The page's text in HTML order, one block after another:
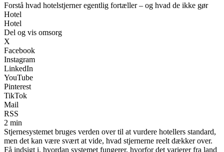
Forstå hvad hotelstjerner egentlig fortæller – og hvad de ikke gør
Hotel
Hotel
Del og vis omsorg
X
Facebook
Instagram
LinkedIn
YouTube
Pinterest
TikTok
Mail
RSS
2 min
Stjernesystemet bruges verden over til at vurdere hotellers standard,
men det kan være svært at vide, hvad stjernerne reelt dækker over.
Få indsigt i, hvordan systemet fungerer, hvorfor det varierer fra land